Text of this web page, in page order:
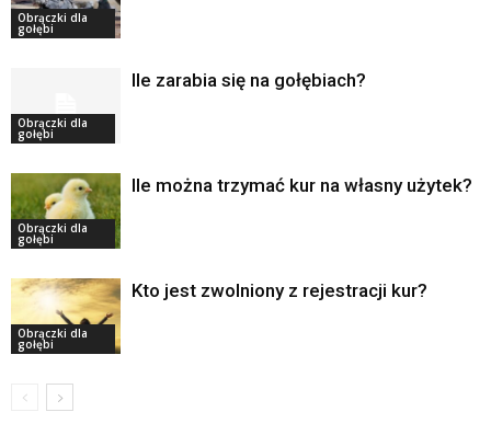
Obrączki dla
gołębi
Obrączki dla
gołębi
Ile zarabia się na gołębiach?
Obrączki dla
gołębi
Ile można trzymać kur na własny użytek?
Obrączki dla
gołębi
Kto jest zwolniony z rejestracji kur?